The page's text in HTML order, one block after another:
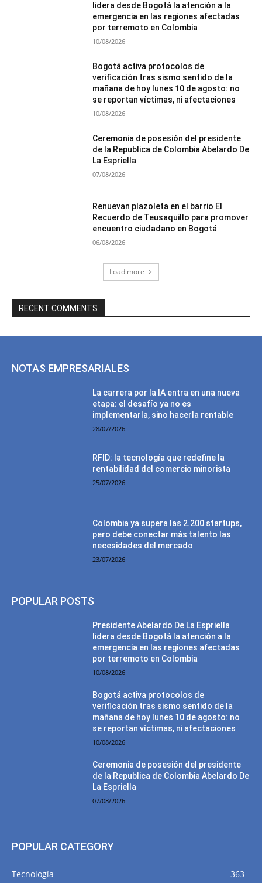
lidera desde Bogotá la atención a la
emergencia en las regiones afectadas
por terremoto en Colombia
10/08/2026
Bogotá activa protocolos de
verificación tras sismo sentido de la
mañana de hoy lunes 10 de agosto: no
se reportan víctimas, ni afectaciones
10/08/2026
Ceremonia de posesión del presidente
de la Republica de Colombia Abelardo De
La Espriella
07/08/2026
Renuevan plazoleta en el barrio El
Recuerdo de Teusaquillo para promover
encuentro ciudadano en Bogotá
06/08/2026
Load more
RECENT COMMENTS
NOTAS EMPRESARIALES
La carrera por la IA entra en una nueva
etapa: el desafío ya no es
implementarla, sino hacerla rentable
28/07/2026
RFID: la tecnología que redefine la
rentabilidad del comercio minorista
25/07/2026
Colombia ya supera las 2.200 startups,
pero debe conectar más talento las
necesidades del mercado
23/07/2026
POPULAR POSTS
Presidente Abelardo De La Espriella
lidera desde Bogotá la atención a la
emergencia en las regiones afectadas
por terremoto en Colombia
10/08/2026
Bogotá activa protocolos de
verificación tras sismo sentido de la
mañana de hoy lunes 10 de agosto: no
se reportan víctimas, ni afectaciones
10/08/2026
Ceremonia de posesión del presidente
de la Republica de Colombia Abelardo De
La Espriella
07/08/2026
POPULAR CATEGORY
Tecnología
363